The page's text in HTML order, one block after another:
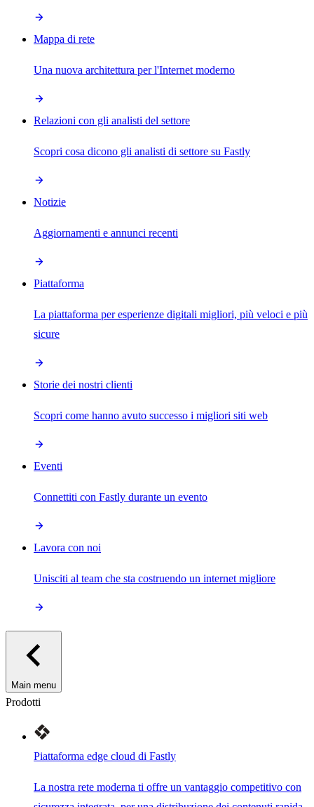
Mappa di rete
Una nuova architettura per l'Internet moderno
Relazioni con gli analisti del settore
Scopri cosa dicono gli analisti di settore su Fastly
Notizie
Aggiornamenti e annunci recenti
Piattaforma
La piattaforma per esperienze digitali migliori, più veloci e più
sicure
Storie dei nostri clienti
Scopri come hanno avuto successo i migliori siti web
Eventi
Connettiti con Fastly durante un evento
Lavora con noi
Unisciti al team che sta costruendo un internet migliore
Main menu
Prodotti
Piattaforma edge cloud di Fastly
La nostra rete moderna ti offre un vantaggio competitivo con